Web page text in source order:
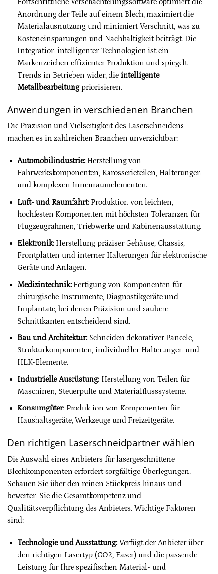
Fortschrittliche Verschachtelungssoftware optimiert die
Anordnung der Teile auf einem Blech, maximiert die
Materialausnutzung und minimiert Verschnitt, was zu
Kosteneinsparungen und Nachhaltigkeit beiträgt. Die
Integration intelligenter Technologien ist ein
Markenzeichen effizienter Produktion und spiegelt
Trends in Betrieben wider, die intelligente
Metallbearbeitungpriorisieren.
Anwendungen in verschiedenen Branchen
Die Präzision und Vielseitigkeit des Laserschneidens
machen es in zahlreichen Branchen unverzichtbar:
Automobilindustrie:Herstellung von
Fahrwerkskomponenten, Karosserieteilen, Halterungen
und komplexen Innenraumelementen.
Luft- und Raumfahrt:Produktion von leichten,
hochfesten Komponenten mit höchsten Toleranzen für
Flugzeugrahmen, Triebwerke und Kabinenausstattung.
Elektronik:Herstellung präziser Gehäuse, Chassis,
Frontplatten und interner Halterungen für elektronische
Geräte und Anlagen.
Medizintechnik:Fertigung von Komponenten für
chirurgische Instrumente, Diagnostikgeräte und
Implantate, bei denen Präzision und saubere
Schnittkanten entscheidend sind.
Bau und Architektur:Schneiden dekorativer Paneele,
Strukturkomponenten, individueller Halterungen und
HLK-Elemente.
Industrielle Ausrüstung:Herstellung von Teilen für
Maschinen, Steuerpulte und Materialflusssysteme.
Konsumgüter:Produktion von Komponenten für
Haushaltsgeräte, Werkzeuge und Freizeitgeräte.
Den richtigen Laserschneidpartner wählen
Die Auswahl eines Anbieters für lasergeschnittene
Blechkomponenten erfordert sorgfältige Überlegungen.
Schauen Sie über den reinen Stückpreis hinaus und
bewerten Sie die Gesamtkompetenz und
Qualitätsverpflichtung des Anbieters. Wichtige Faktoren
sind:
Technologie und Ausstattung:Verfügt der Anbieter über
den richtigen Lasertyp (CO2, Faser) und die passende
Leistung für Ihre spezifischen Material- und